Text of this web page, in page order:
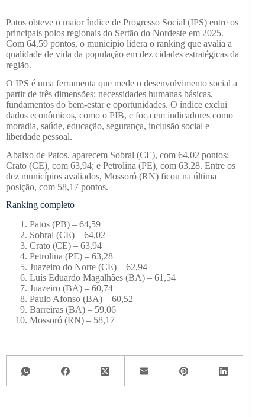
Patos obteve o maior Índice de Progresso Social (IPS) entre os
principais polos regionais do Sertão do Nordeste em 2025.
Com 64,59 pontos, o município lidera o ranking que avalia a
qualidade de vida da população em dez cidades estratégicas da
região.
O IPS é uma ferramenta que mede o desenvolvimento social a
partir de três dimensões: necessidades humanas básicas,
fundamentos do bem-estar e oportunidades. O índice exclui
dados econômicos, como o PIB, e foca em indicadores como
moradia, saúde, educação, segurança, inclusão social e
liberdade pessoal.
Abaixo de Patos, aparecem Sobral (CE), com 64,02 pontos;
Crato (CE), com 63,94; e Petrolina (PE), com 63,28. Entre os
dez municípios avaliados, Mossoró (RN) ficou na última
posição, com 58,17 pontos.
Ranking completo
Patos (PB) – 64,59
Sobral (CE) – 64,02
Crato (CE) – 63,94
Petrolina (PE) – 63,28
Juazeiro do Norte (CE) – 62,94
Luís Eduardo Magalhães (BA) – 61,54
Juazeiro (BA) – 60,74
Paulo Afonso (BA) – 60,52
Barreiras (BA) – 59,06
Mossoró (RN) – 58,17